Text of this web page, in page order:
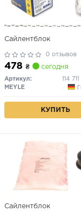
Сайлентблок
0 отзывов
478 ₴ сегодня
Артикул:
MEYLE
КУПИТЬ
Сайлентблок